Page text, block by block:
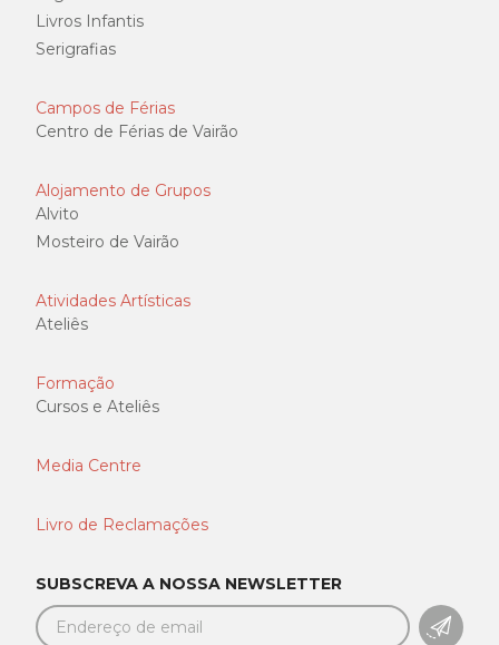
Livros Infantis
Serigrafias
Campos de Férias
Centro de Férias de Vairão
Alojamento de Grupos
Alvito
Mosteiro de Vairão
Atividades Artísticas
Ateliês
Formação
Cursos e Ateliês
Media Centre
Livro de Reclamações
SUBSCREVA A NOSSA NEWSLETTER